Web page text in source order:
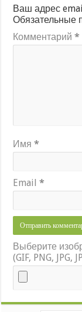
Ваш адрес
Обязательные
Комментарий*
Имя*
Email*
Выберите
(GIF, PNG, JPG,